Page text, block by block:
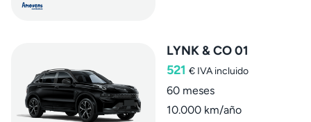
LYNK & CO 01
521 € IVA incluido
60 meses
10.000 km/año